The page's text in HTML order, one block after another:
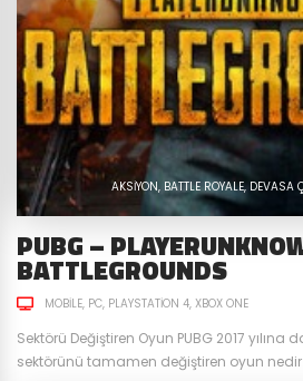
AKSIYON BATTLE ROYALE DEVASA
PUBG –
BATTLEGROUNDS
MOBILE PC PLAYSTATION 4 XBOX ONE
Sektörü Değiştiren Oyun PUBG 2017 yılına
sektörünü tamamen değiştiren oyun